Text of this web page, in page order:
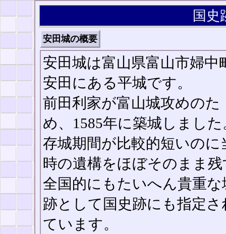
国
安田城の概要
安田城は富山県富山市婦中
安田にある平城です。
前田利家が富山城攻めのた
め、1585年に築城しました
存城期間が比較的短いのに
時の遺構をほぼそのまま残
全国的にもたいへん貴重な
跡として国史跡にも指定さ
ています。